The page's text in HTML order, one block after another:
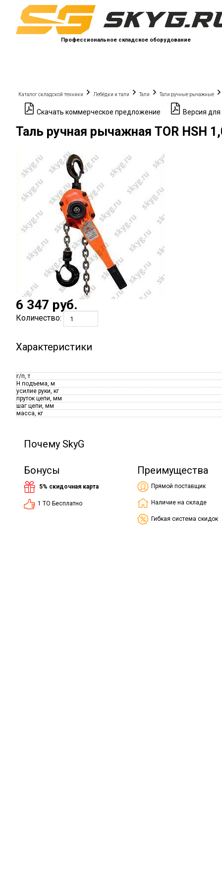
Профессиональное складское оборудование
Каталог складской техники Лебёдки и тали Тали Тали ручные рычажные
Скачать коммерческое предложение Версия
Таль ручная рычажная TOR HSH
6 347руб.
Количество:
Характеристики
г/п, т
H подъема, м
усилие руки, кг
пруток цепи, мм
шаг цепи, мм
масса, кг
Почему SkyG
Бонусы
5% скидочная карта
1 ТО Бесплатно
Преимущества
Прямой поставщик
Наличие на складе
Гибкая система скидок